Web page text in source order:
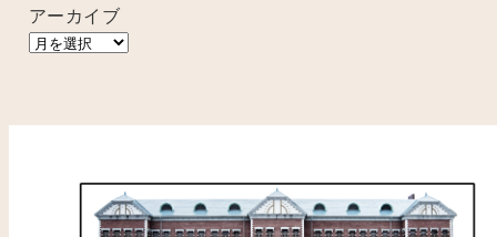
アーカイブ